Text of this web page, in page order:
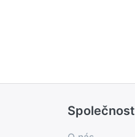
Společnost